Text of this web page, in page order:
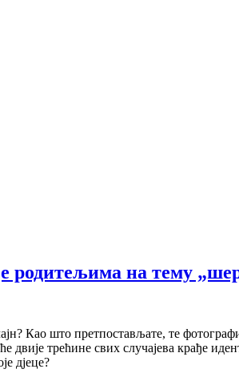
родитељима на тему
Као што претпостављате, те
двије трећине свих случајева крађе
дјеце?